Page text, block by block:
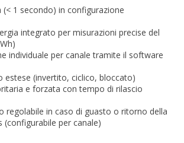
(< 1 secondo) in configurazione
integrato per misurazioni precise del
individuale per canale tramite il software
estese (invertito, ciclico, bloccato)
e forzata con tempo di rilascio
regolabile in caso di guasto o ritorno della
(configurabile per canale)